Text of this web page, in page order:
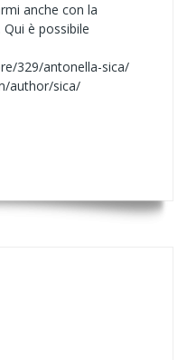
anche con la
è possibile
329/antonella-sica/
author/sica/